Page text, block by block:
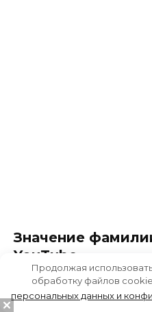
Значение
YouTube
Продолжая
обработку файлов
персональных данных и